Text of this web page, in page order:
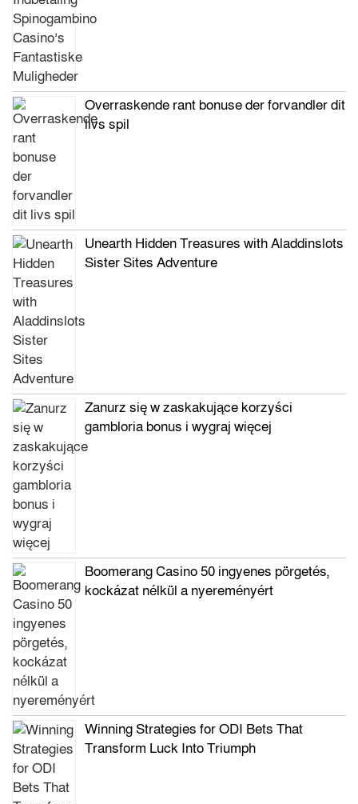
Overraskende rant bonuse der forvandler dit
livs spil
Unearth Hidden Treasures with Aladdinslots
Sister Sites Adventure
Zanurz się w zaskakujące korzyści
gambloria bonus i wygraj więcej
Boomerang Casino 50 ingyenes pörgetés,
kockázat nélkül a nyereményért
Winning Strategies for ODI Bets That
Transform Luck Into Triumph